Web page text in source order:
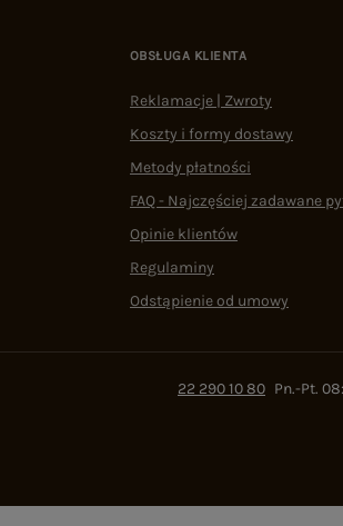
OBSŁUGA KLIENTA
Reklamacje | Zwroty
Koszty i formy dostawy
Metody płatności
FAQ - Najczęściej zadawane
Opinie klientów
Regulaminy
Odstąpienie od umowy
22 290 10 80 Pn.-Pt.